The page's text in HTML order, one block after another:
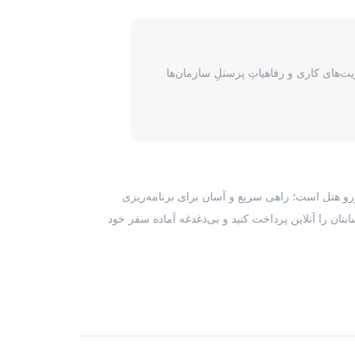
گیرد، برای پیگیری درخواست مسافران لازم است با بخش
اقدام به دریافت فاکتور رسمی برای هر رزرو هتل
کاری و رفاهیاتِ پرسنلِ سازمان‌ها
هتل است؛ راهی سریع و آسان برای برنامه‌ریزی
را آنلاین پرداخت کنید و بی‌دغدغه آماده سفر خود